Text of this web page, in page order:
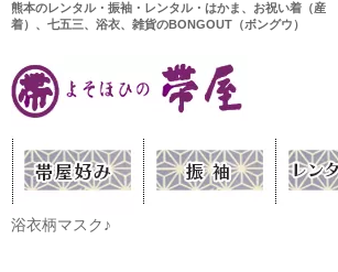
熊本のレンタル・振袖・レンタル・はかま、お祝い着（産
着）、七五三、浴衣、雑貨のBONGOUT（ボングウ）
浴衣柄マスク♪